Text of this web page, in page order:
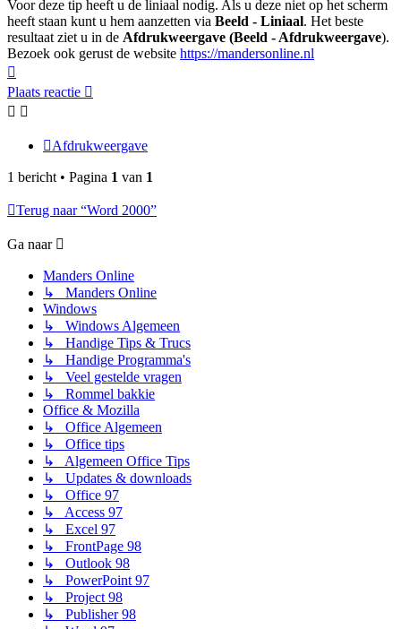
Voor deze tip heeft u de liniaal nodig. Als u deze niet op het scherm
heeft staan kunt u hem aanzetten via Beeld - Liniaal. Het beste
resultaat ziet u in de Afdrukweergave (Beeld - Afdrukweergave).
Bezoek ook gerust de website https://mandersonline.nl
Plaats reactie
Afdrukweergave
1 bericht • Pagina 1 van 1
Terug naar “Word 2000”
Ga naar
Manders Online
↳ Manders Online
Windows
↳ Windows Algemeen
↳ Handige Tips & Trucs
↳ Handige Programma's
↳ Veel gestelde vragen
↳ Rommel bakkie
Office & Mozilla
↳ Office Algemeen
↳ Office tips
↳ Algemeen Office Tips
↳ Updates & downloads
↳ Office 97
↳ Access 97
↳ Excel 97
↳ FrontPage 98
↳ Outlook 98
↳ PowerPoint 97
↳ Project 98
↳ Publisher 98